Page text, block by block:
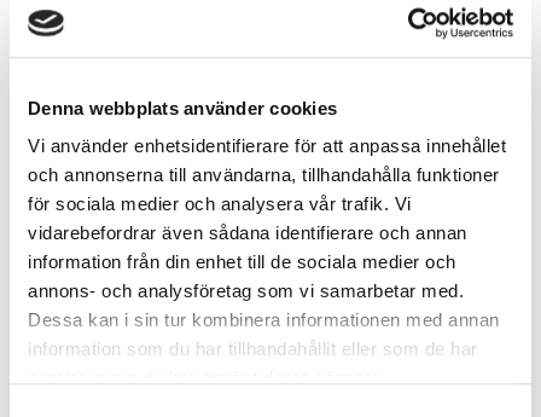
Denna webbplats använder cookies
Vi använder enhetsidentifierare för att anpassa innehållet
och annonserna till användarna, tillhandahålla funktioner
för sociala medier och analysera vår trafik. Vi
vidarebefordrar även sådana identifierare och annan
information från din enhet till de sociala medier och
annons- och analysföretag som vi samarbetar med.
Dessa kan i sin tur kombinera informationen med annan
information som du har tillhandahållit eller som de har
Fransk Basker – många färger
179
Berry Dazzle Lipgloss
199